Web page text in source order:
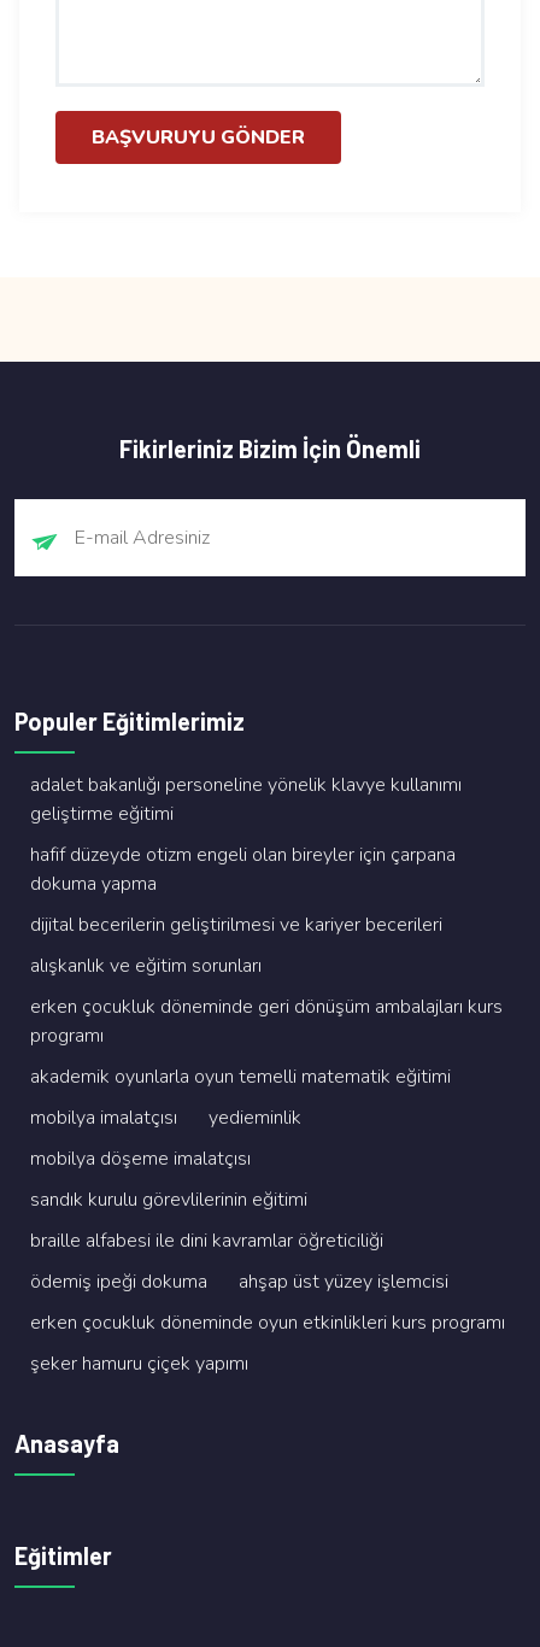
BAŞVURUYU GÖNDER
Fikirleriniz Bizim İçin Önemli
Populer Eğitimlerimiz
adalet bakanliği personeli̇ne yöneli̇k klavye kullanimi
geli̇şti̇rme eği̇ti̇mi̇
hafi̇f düzeyde oti̇zm engeli̇ olan bi̇reyler i̇çi̇n çarpana
dokuma yapma
di̇ji̇tal beceri̇leri̇n geli̇şti̇ri̇lmesi̇ ve kari̇yer beceri̇leri̇
alişkanlik ve eği̇ti̇m sorunlari
erken çocukluk dönemi̇nde geri̇ dönüşüm ambalajlari kurs
programi
akademi̇k oyunlarla oyun temelli̇ matemati̇k eği̇ti̇mi̇
mobi̇lya i̇malatçisi
yedi̇emi̇nli̇k
mobi̇lya döşeme i̇malatçisi
sandik kurulu görevli̇leri̇ni̇n eği̇ti̇mi̇
brai̇lle alfabesi̇ i̇le di̇ni̇ kavramlar öğreti̇ci̇li̇ği̇
ödemi̇ş i̇peği̇ dokuma
ahşap üst yüzey i̇şlemci̇si̇
erken çocukluk dönemi̇nde oyun etki̇nli̇kleri̇ kurs programi
şeker hamuru çi̇çek yapimi
Anasayfa
Eğitimler